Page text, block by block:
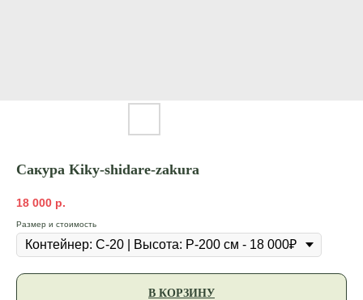
Сакура Kiky-shidare-zakura
18 000 р.
Размер и стоимость
В КОРЗИНУ